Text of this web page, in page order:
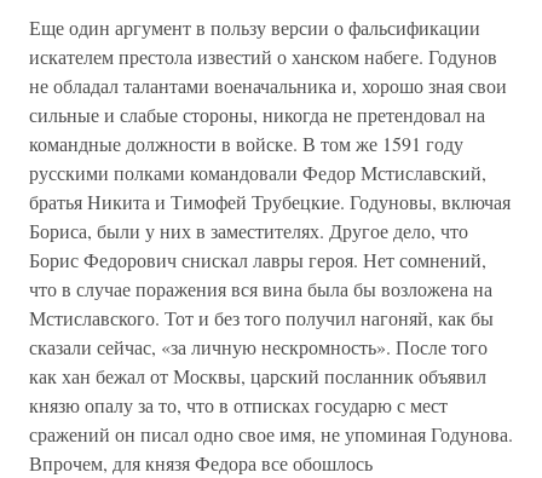
Еще один аргумент в пользу версии о фальсификации
искателем престола известий о ханском набеге. Годунов
не обладал талантами военачальника и, хорошо зная свои
сильные и слабые стороны, никогда не претендовал на
командные должности в войске. В том же 1591 году
русскими полками командовали Федор Мстиславский,
братья Никита и Тимофей Трубецкие. Годуновы, включая
Бориса, были у них в заместителях. Другое дело, что
Борис Федорович снискал лавры героя. Нет сомнений,
что в случае поражения вся вина была бы возложена на
Мстиславского. Тот и без того получил нагоняй, как бы
сказали сейчас, «за личную нескромность». После того
как хан бежал от Москвы, царский посланник объявил
князю опалу за то, что в отписках государю с мест
сражений он писал одно свое имя, не упоминая Годунова.
Впрочем, для князя Федора все обошлось